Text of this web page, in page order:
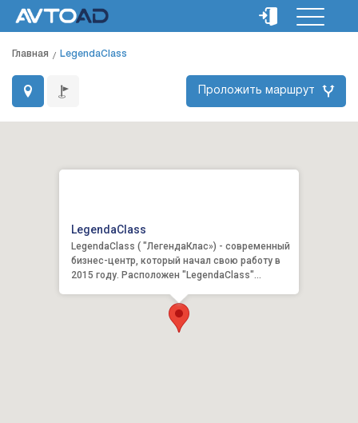
Главная LegendaClass
Проложить маршрут
LegendaClass
LegendaClass ( "ЛегендаКлас») - современный
бизнес-центр, который начал свою работу в
2015 году. Расположен "LegendaClass"